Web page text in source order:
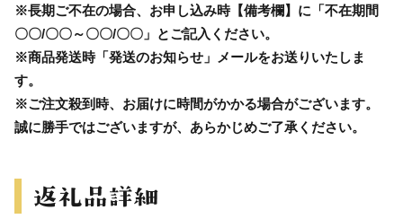
※長期ご不在の場合、お申し込み時【備考欄】に「不在期間
〇〇/〇〇～〇〇/〇〇」とご記入ください。
※商品発送時「発送のお知らせ」メールをお送りいたしま
す。
※ご注文殺到時、お届けに時間がかかる場合がございます。
誠に勝手ではございますが、あらかじめご了承ください。